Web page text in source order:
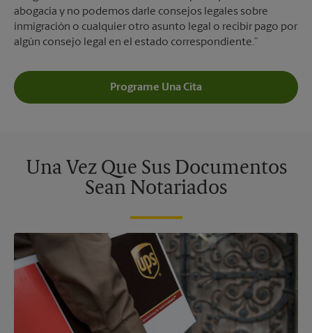
abogacía y no podemos darle consejos legales sobre
inmigración o cualquier otro asunto legal o recibir pago por
algún consejo legal en el estado correspondiente.”
Programe Una Cita
Una Vez Que Sus Documentos
Sean Notariados